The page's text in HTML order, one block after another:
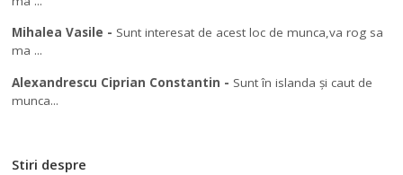
Mihalea Vasile - Sunt interesat de acest loc de munca,va rog sa
ma ...
Alexandrescu Ciprian Constantin - Sunt în islanda și caut de
munca...
Stiri despre